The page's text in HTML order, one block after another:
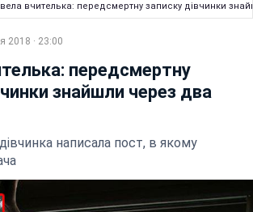
вчителька: передсмертну записку дівчинки
2018 · 23:00
передсмертну
знайшли через два
написала пост, в якому